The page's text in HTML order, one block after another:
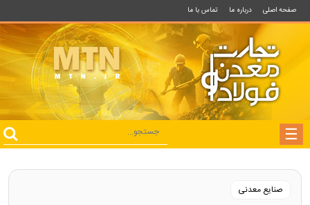
صفحه اصلی درباره ما تماس با ما
صنایع معدنی